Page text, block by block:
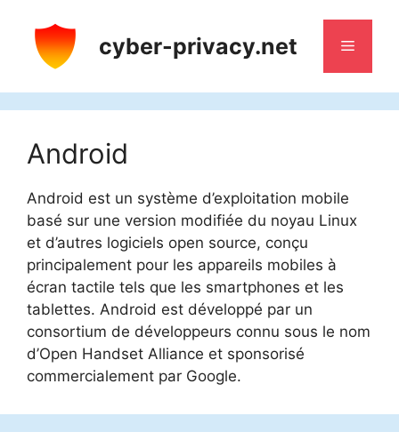
contenu
cyber-privacy.net Menu
Android
Android est un système d’exploitation mobile
basé sur une version modifiée du noyau Linux
et d’autres logiciels open source, conçu
principalement pour les appareils mobiles à
écran tactile tels que les smartphones et les
tablettes. Android est développé par un
consortium de développeurs connu sous le nom
d’Open Handset Alliance et sponsorisé
commercialement par Google.